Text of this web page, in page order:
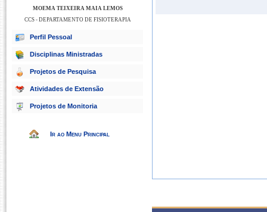
MOEMA TEIXEIRA MAIA LEMOS
CCS - DEPARTAMENTO DE FISIOTERAPIA
Perfil Pessoal
Disciplinas Ministradas
Projetos de Pesquisa
Atividades de Extensão
Projetos de Monitoria
Ir ao Menu Principal